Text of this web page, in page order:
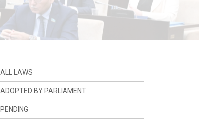
ALL LAWS
ADOPTED BY PARLIAMENT
PENDING